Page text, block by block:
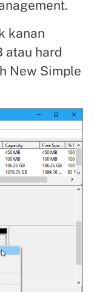
kanan
atau hard
New Simple